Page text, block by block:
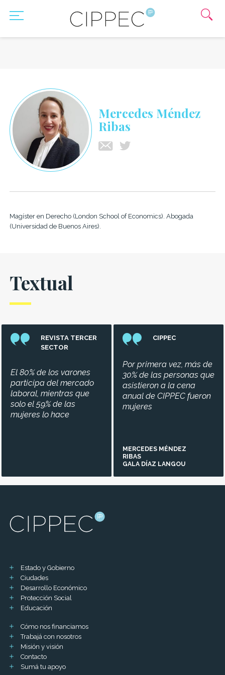
Mercedes Méndez
Ribas
Magíster en Derecho (London School of Economics). Abogada
(Universidad de Buenos Aires).
Textual
REVISTA TERCER
SECTOR
El 80% de los varones
participa del mercado
laboral, mientras que
solo el 59% de las
mujeres lo hace
CIPPEC
Por primera vez, más de
30% de las personas que
asistieron a la cena
anual de CIPPEC fueron
mujeres
MERCEDES MÉNDEZ
RIBAS
GALA DÍAZ LANGOU
Estado y Gobierno
Ciudades
Desarrollo Económico
Protección Social
Educación
Cómo nos financiamos
Trabajá con nosotros
Misión y visión
Contacto
Sumá tu apoyo